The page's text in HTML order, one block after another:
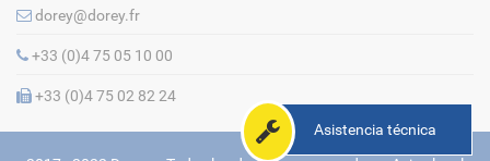
dorey@dorey.fr
+33 (0)4 75 05 10 00
+33 (0)4 75 02 82 24
Asistencia técnica